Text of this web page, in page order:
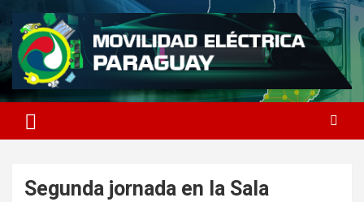
al
contenido
MOVILIDAD ELECTRICA
PARAGUAY
Segunda jornada en la Sala